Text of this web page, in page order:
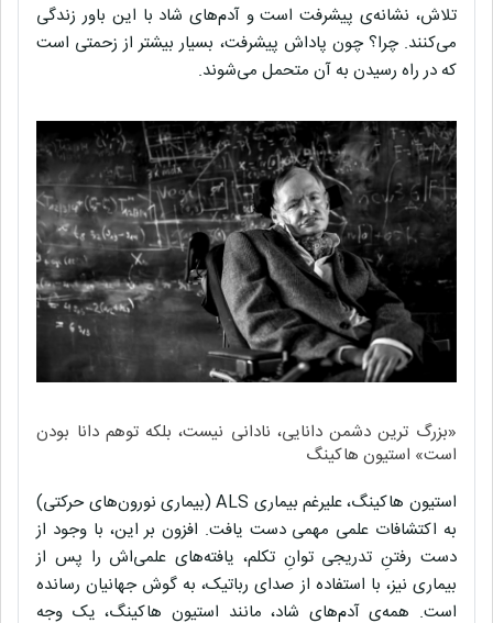
تلاش، نشانه‌ی پیشرفت است و آدم‌های شاد با این باور زندگی
می‌کنند. چرا؟ چون پاداش پیشرفت، بسیار بیشتر از زحمتی است
که در راه رسیدن به آن متحمل می‌شوند.
«بزرگ ترین دشمن دانایی، نادانی نیست، بلکه توهم دانا بودن
است» استیون هاکینگ
استیون هاکینگ، علیرغم بیماری ALS (بیماری نورون‌های حرکتی)
به اکتشافات علمی مهمی دست یافت. افزون بر این، با وجود از
دست رفتنِ تدریجی توانِ تکلم، یافته‌های علمی‌اش را پس از
بیماری نیز، با استفاده از صدای رباتیک، به گوش جهانیان رسانده
است. همه‌ی آدم‌های شاد، مانند استیون هاکینگ، یک وجه